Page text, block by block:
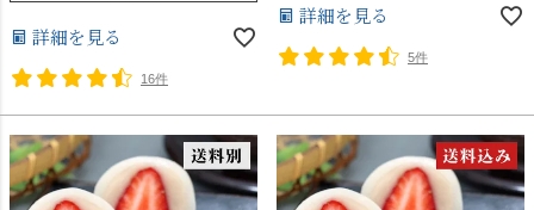
詳細を見る
16件
詳細を見る
5件